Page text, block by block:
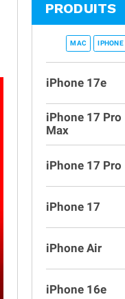
PRODUITS
MAC IPHONE
iPhone 17e
iPhone 17 Pro
Max
iPhone 17 Pro
iPhone 17
iPhone Air
iPhone 16e